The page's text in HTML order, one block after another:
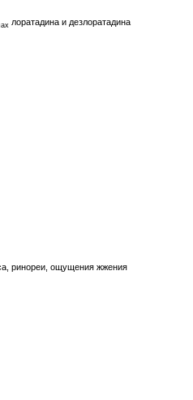
лоратадина и дезлоратадина
ринореи, ощущения жжения